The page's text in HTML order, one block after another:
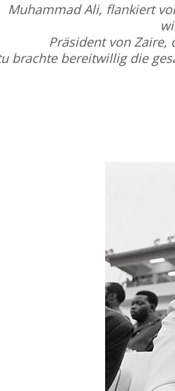
Muhammad Ali, flankiert
Präsident von Zaire,
brachte bereitwillig die